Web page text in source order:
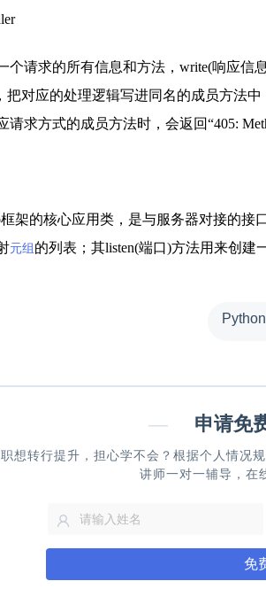
请求的所有信息和方法，write(响应信
把对应的处理逻辑写进同名的成员方法
请求方式的成员方法时，会返回“405:
架的核心应用类，是与服务器对接的接
元组 的列表；其listen(端口)方法用来创建
— 申请免
想转行提升，担心学不会？根据个人情况
讲师一对一辅导，在
免